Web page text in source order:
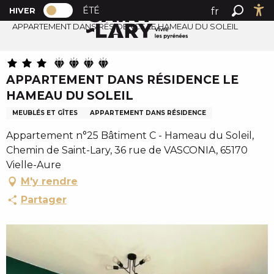
A
l
r
a
u
c
n
t
e
n
u
n
PAGE D’ACCUEIL ACTUELLE HIVER : PASSER EN MODE
HIVER PAGE D’ACCUEIL ACTUELLE HIVER :
ÉTÉ
fr
Accueil
APPARTEMENT DANS RÉSIDENCE LE HAMEAU DU SOLEIL
APPARTEMENT DANS RÉSIDENCE LE
HAMEAU DU SOLEIL
MEUBLÉS ET GÎTES APPARTEMENT DANS RÉSIDENCE
Appartement n°25 Bâtiment C - Hameau du Soleil,
Chemin de Saint-Lary, 36 rue de VASCONIA, 65170
Vielle-Aure
M'y rendre
Partager